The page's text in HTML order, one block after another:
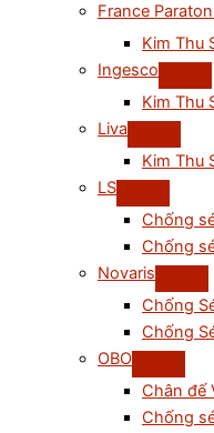
France
Kim Thu
Ingesco
Kim Thu
Liva
Kim Thu
LS
Chống
Chống
Novaris
Chống
Chống
OBO
Chân đế
Chống